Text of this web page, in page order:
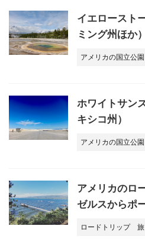
イエロースト
ミング州ほか）
アメリカの国立公園
ホワイトサン
キシコ州）
アメリカの国立公園
アメリカのロ
ゼルスからポ
ロードトリップ 旅